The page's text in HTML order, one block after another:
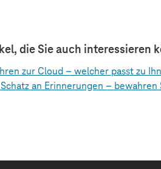
die Sie auch interessieren
zur Cloud – welcher passt zu
an Erinnerungen – bewahren